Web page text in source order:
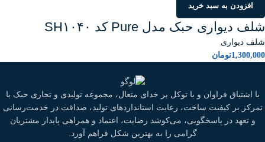
افزودن به سبد خرید
شلف دیواری حبک مدل Pure کد SH۱۰۴۰
شلف دیواری
1,300,000تومان
با اشتیاق فراوان و با توکل بر خدای متعال، مجموعه تولیدی و تجاری حبک با
تمرکز بر کیفیت ساخت، رعایت استانداردهای تولید، صداقت در خدمت‌رسانی
و تعهد در پاسخگویی، می‌کوشد رضایت، اعتماد و همراهی پایدار مشتریان
گرامی را به بهترین شکل فراهم آورد.